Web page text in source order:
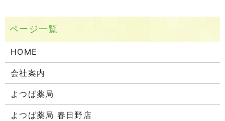
HOME
会社案内
よつば薬局
よつば薬局 春日野店